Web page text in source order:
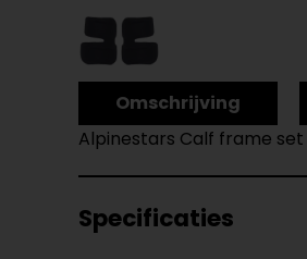
Omschrijving
Alpinestars Calf frame set
Specificaties